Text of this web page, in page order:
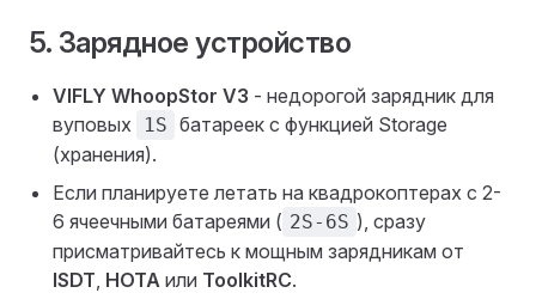
5. Зарядное устройство
VIFLY WhoopStor V3 - недорогой зарядник для
вуповых
1S батареек с функцией Storage
(хранения).
Если планируете летать на квадрокоптерах с 2-
6 ячеечными батареями ( 2S-6S ), сразу
присматривайтесь к мощным зарядникам от
ISDT, HOTA или ToolkitRC.